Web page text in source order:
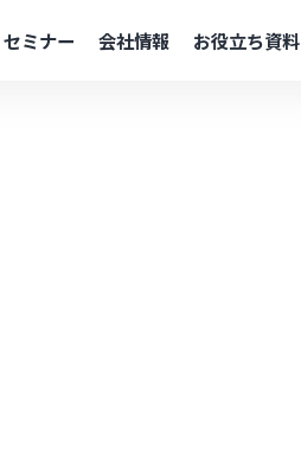
セミナー 会社情報 お役立ち資料